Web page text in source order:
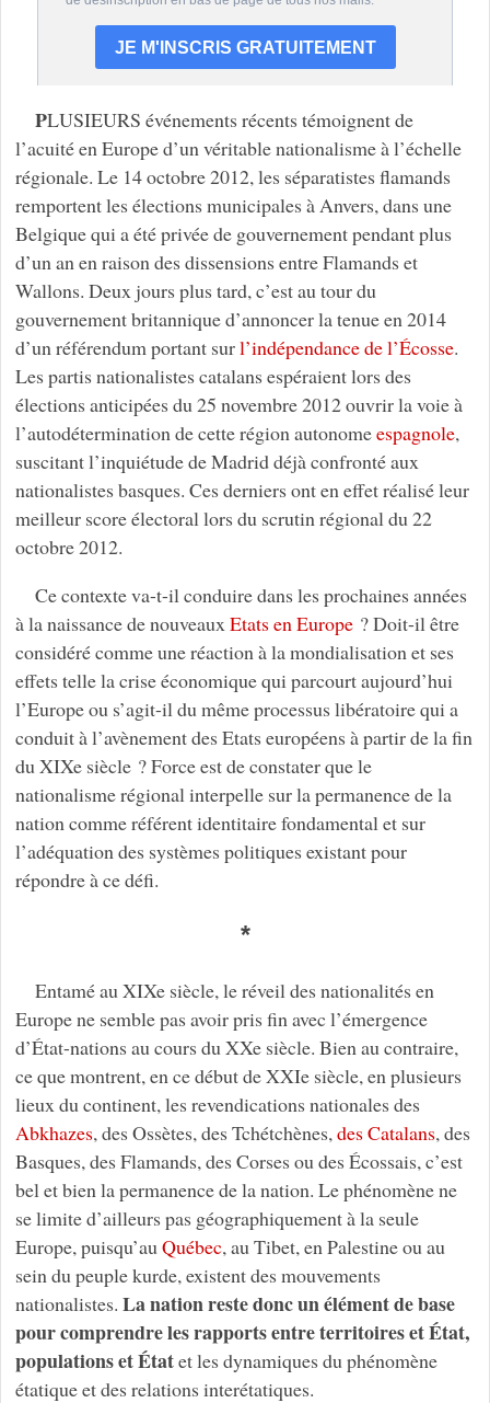
PLUSIEURS événements récents témoignent de
l’acuité en Europe d’un véritable nationalisme à l’échelle
régionale. Le 14 octobre 2012, les séparatistes flamands
remportent les élections municipales à Anvers, dans une
Belgique qui a été privée de gouvernement pendant plus
d’un an en raison des dissensions entre Flamands et
Wallons. Deux jours plus tard, c’est au tour du
gouvernement britannique d’annoncer la tenue en 2014
d’un référendum portant surl’indépendance de l’Écosse.
Les partis nationalistes catalans espéraient lors des
élections anticipées du 25 novembre 2012 ouvrir la voie à
l’autodétermination de cette région autonomeespagnole,
suscitant l’inquiétude de Madrid déjà confronté aux
nationalistes basques. Ces derniers ont en effet réalisé leur
meilleur score électoral lors du scrutin régional du 22
octobre 2012.
Ce contexte va-t-il conduire dans les prochaines années
à la naissance de nouveaux Etats en Europe? Doit-il être
considéré comme une réaction à la mondialisation et ses
effets telle la crise économique qui parcourt aujourd’hui
l’Europe ou s’agit-il du même processus libératoire qui a
conduit à l’avènement des Etats européens à partir de la fin
du XIXe siècle ? Force est de constater que le
nationalisme régional interpelle sur la permanence de la
nation comme référent identitaire fondamental et sur
l’adéquation des systèmes politiques existant pour
répondre à ce défi.
*
Entamé au XIXe siècle, le réveil des nationalités en
Europe ne semble pas avoir pris fin avec l’émergence
d’État-nations au cours du XXe siècle. Bien au contraire,
ce que montrent, en ce début de XXIe siècle, en plusieurs
lieux du continent, les revendications nationales des
Abkhazes, des Ossètes, des Tchétchènes, des Catalans, des
Basques, des Flamands, des Corses ou des Écossais, c’est
bel et bien la permanence de la nation. Le phénomène ne
se limite d’ailleurs pas géographiquement à la seule
Europe, puisqu’au Québec, au Tibet, en Palestine ou au
sein du peuple kurde, existent des mouvements
nationalistes. La nation reste donc un élément de base
pour comprendre les rapports entre territoires et État,
populations et Étatet les dynamiques du phénomène
étatique et des relations interétatiques.